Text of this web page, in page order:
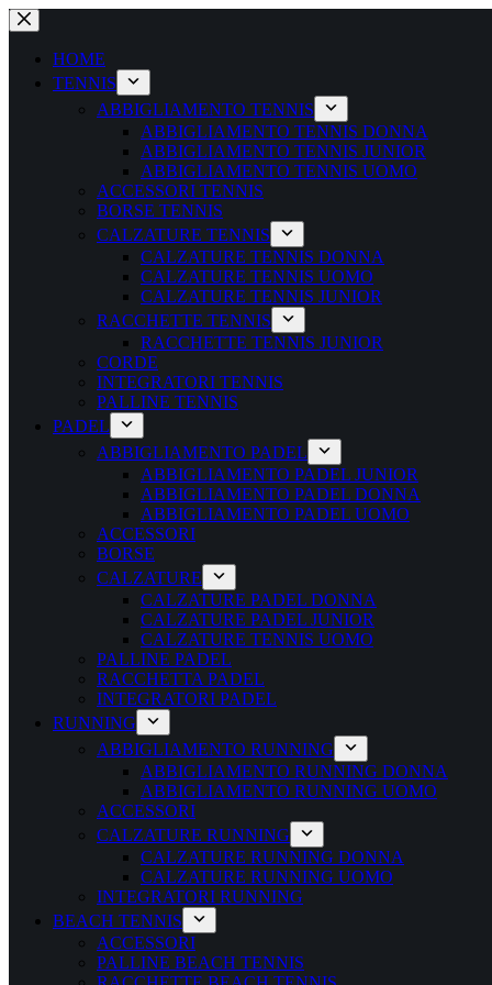
Salta
al
contenutoHOME
TENNIS
ABBIGLIAMENTO TENNIS
ABBIGLIAMENTO TENNIS DONNA
ABBIGLIAMENTO TENNIS JUNIOR
ABBIGLIAMENTO TENNIS UOMO
ACCESSORI TENNIS
BORSE TENNIS
CALZATURE TENNIS
CALZATURE TENNIS DONNA
CALZATURE TENNIS UOMO
CALZATURE TENNIS JUNIOR
RACCHETTE TENNIS
RACCHETTE TENNIS JUNIOR
CORDE
INTEGRATORI TENNIS
PALLINE TENNIS
PADEL
ABBIGLIAMENTO PADEL
ABBIGLIAMENTO PADEL JUNIOR
ABBIGLIAMENTO PADEL DONNA
ABBIGLIAMENTO PADEL UOMO
ACCESSORI
BORSE
CALZATURE
CALZATURE PADEL DONNA
CALZATURE PADEL JUNIOR
CALZATURE TENNIS UOMO
PALLINE PADEL
RACCHETTA PADEL
INTEGRATORI PADEL
RUNNING
ABBIGLIAMENTO RUNNING
ABBIGLIAMENTO RUNNING DONNA
ABBIGLIAMENTO RUNNING UOMO
ACCESSORI
CALZATURE RUNNING
CALZATURE RUNNING DONNA
CALZATURE RUNNING UOMO
INTEGRATORI RUNNING
BEACH TENNIS
ACCESSORI
PALLINE BEACH TENNIS